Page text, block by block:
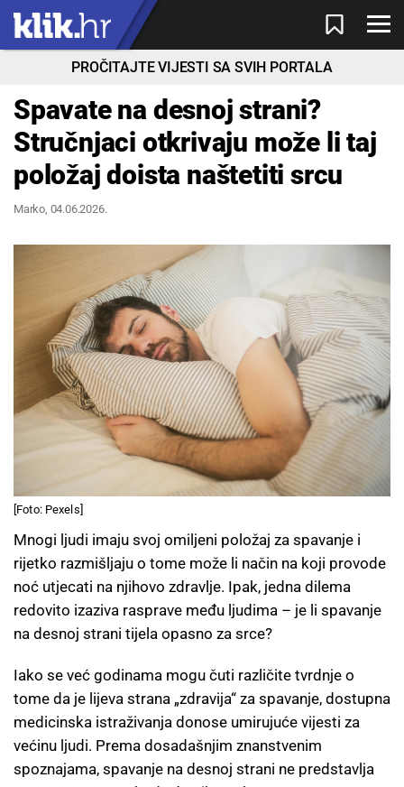
PROČITAJTE VIJESTI SA SVIH PORTALA
Spavate na desnoj strani?
Stručnjaci otkrivaju može li taj
položaj doista naštetiti srcu
Marko, 04.06.2026.
[Foto: Pexels]
Mnogi ljudi imaju svoj omiljeni položaj za spavanje i
rijetko razmišljaju o tome može li način na koji provode
noć utjecati na njihovo zdravlje. Ipak, jedna dilema
redovito izaziva rasprave među ljudima – je li spavanje
na desnoj strani tijela opasno za srce?
Iako se već godinama mogu čuti različite tvrdnje o
tome da je lijeva strana „zdravija“ za spavanje, dostupna
medicinska istraživanja donose umirujuće vijesti za
većinu ljudi. Prema dosadašnjim znanstvenim
spoznajama, spavanje na desnoj strani ne predstavlja